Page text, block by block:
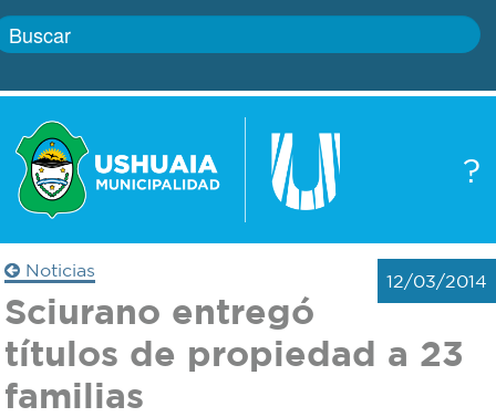
?
Boletín
Defensa
civil
Gobierno
Trámites
Transparencia
Noticias
12/03/2014
Sciurano entregó
títulos de propiedad a 23
familias